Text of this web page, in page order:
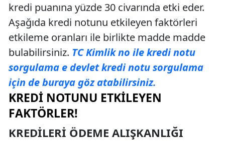
kredi puanına yüzde 30 civarında etki eder.
Aşağıda kredi notunu etkileyen faktörleri
etkileme oranları ile birlikte madde madde
bulabilirsiniz. TC Kimlik no ile kredi notu
sorgulama e devlet kredi notu sorgulama
için de buraya göz atabilirsiniz.
KREDI NOTUNU ETKILEYEN
FAKTÖRLER!
KREDILERI ÖDEME ALIŞKANLIĞI